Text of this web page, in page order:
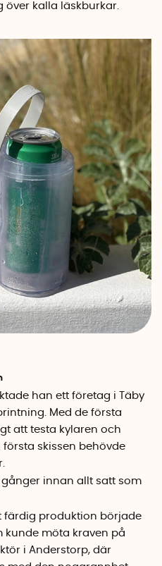
över kalla läskburkar.
han ett företag i Täby
Med de första
att testa kylaren och
skissen behövde
innan allt satt som
färdig produktion började
kunde möta kraven på
i Anderstorp, där